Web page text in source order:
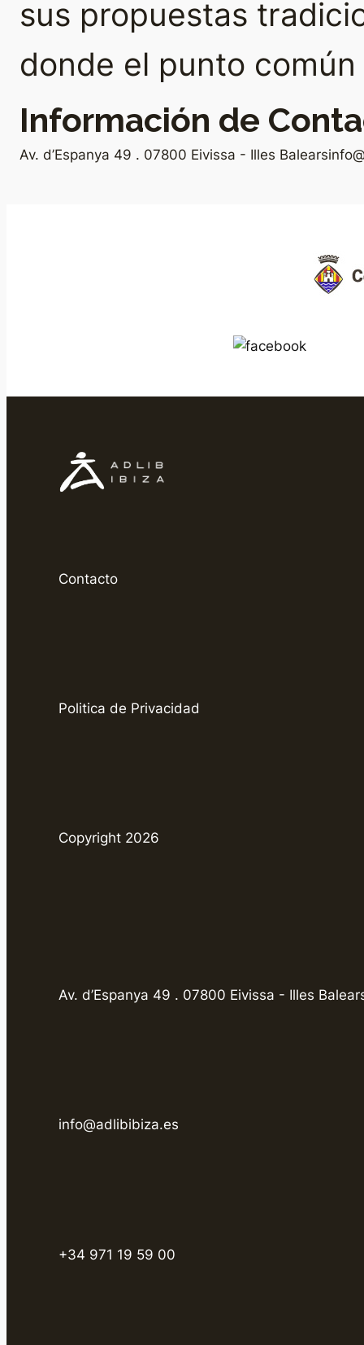
sus propuestas
donde el punto
Información de
Av. d’Espanya 49 . 07800 Eivissa - Illes Balears
Contacto
Politica de Privacidad
Copyright 2026
Av. d’Espanya 49 . 07800 Eivissa - Illes
info@adlibibiza.es
+34 971 19 59 00